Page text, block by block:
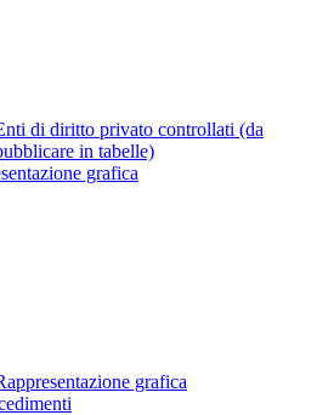
di diritto privato controllati (da
in tabelle)
grafica
grafica